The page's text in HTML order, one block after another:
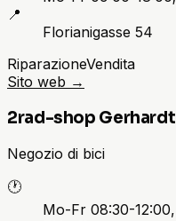
📍
Florianigasse 54
RiparazioneVendita
Sito web →
2rad-shop Gerhardt
Negozio di bici
🕐
Mo-Fr 08:30-